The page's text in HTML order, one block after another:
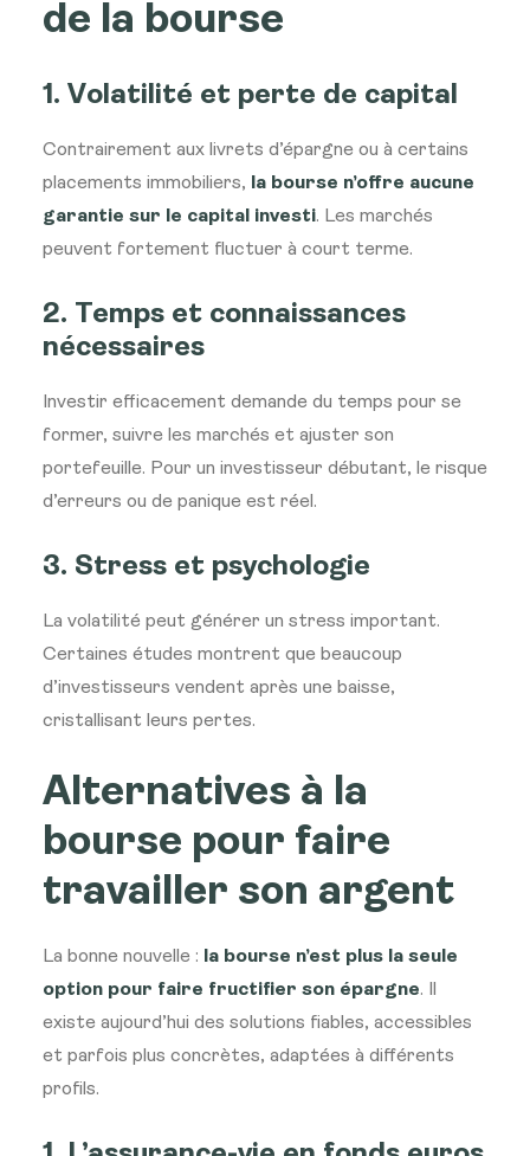
de la bourse
1. Volatilité et perte de capital
Contrairement aux livrets d’épargne ou à certains
placements immobiliers,
la bourse n’offre aucune
garantie sur le capital investi. Les marchés
peuvent fortement fluctuer à court terme.
2. Temps et connaissances
nécessaires
Investir efficacement demande du temps pour se
former, suivre les marchés et ajuster son
portefeuille. Pour un investisseur débutant, le risque
d’erreurs ou de panique est réel.
3. Stress et psychologie
La volatilité peut générer un stress important.
Certaines études montrent que beaucoup
d’investisseurs vendent après une baisse,
cristallisant leurs pertes.
Alternatives à la
bourse pour faire
travailler son argent
La bonne nouvelle :
la bourse n’est plus la seule
option pour faire fructifier son épargne. Il
existe aujourd’hui des solutions fiables, accessibles
et parfois plus concrètes, adaptées à différents
profils.